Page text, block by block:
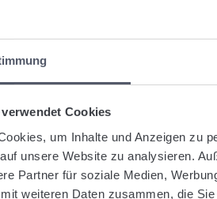
Cookies
um Inhalte und Anzeigen zu
unsere Website zu analysieren.
Partner für soziale Medien,
weiteren Daten zusammen, die
equipment management of the
equipment.
based forwarding software